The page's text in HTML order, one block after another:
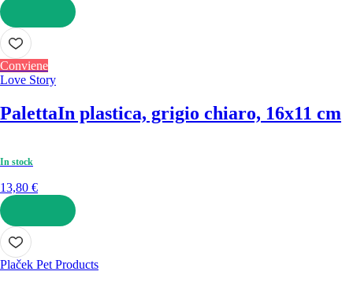
AGGIUNGI
Conviene
Love Story
PalettaIn plastica, grigio chiaro, 16x11 cm
In stock
13,80 €
AGGIUNGI
Plaček Pet Products